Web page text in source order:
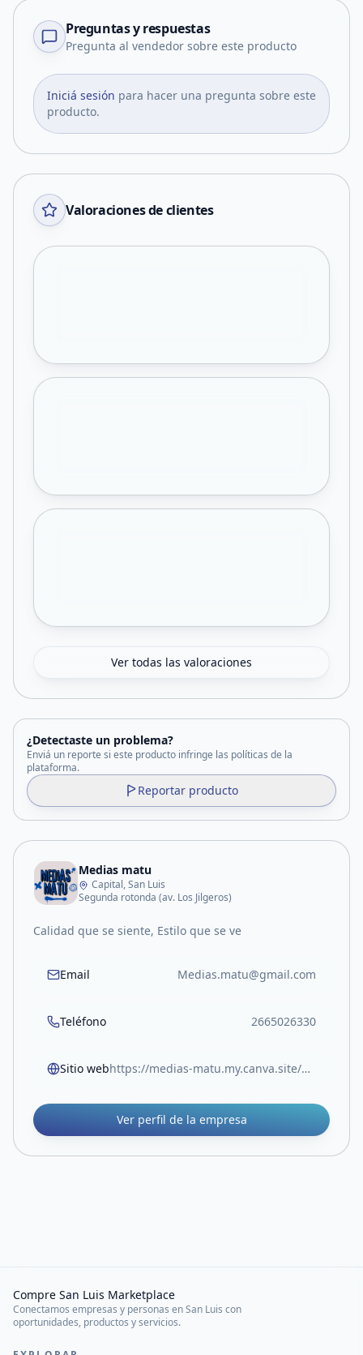
Preguntas y respuestas
Pregunta al vendedor sobre este producto
Iniciá sesión para hacer una pregunta sobre este
producto.
Valoraciones de clientes
Ver todas las valoraciones
¿Detectaste un problema?
Enviá un reporte si este producto infringe las políticas de la
plataforma.
Reportar producto
Medias matu
Capital, San Luis
Segunda rotonda (av. Los Jilgeros)
Calidad que se siente, Estilo que se ve
Email Medias.matu@gmail.com
Teléfono 2665026330
Sitio web https://medias-matu.my.canva.site/medias-matu
Ver perfil de la empresa
Compre San Luis Marketplace
Conectamos empresas y personas en San Luis con
oportunidades, productos y servicios.